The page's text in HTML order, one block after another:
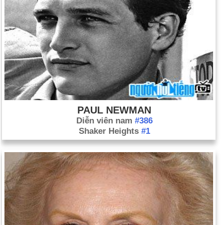
PAUL NEWMAN
Diễn viên nam #386
Shaker Heights #1